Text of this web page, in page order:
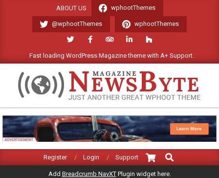
ABOUT US wphootThemes
@wphootThemes wphootThemes
Fast loading WordPress Magazine theme with A+ Support.
ES-
MEXICO.COM
Navigation
Register Login Support
Search
Add Breadcrumb NavXTPlugin widget here.